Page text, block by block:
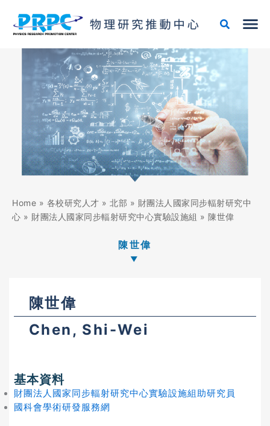
Home » 各校研究人才 » 北部 » 財團法人國家同步輻射研究中
心 » 財團法人國家同步輻射研究中心實驗設施組 » 陳世偉
陳世偉
陳世偉
Chen, Shi-Wei
基本資料
財團法人國家同步輻射研究中心實驗設施組助研究員
國科會學術研發服務網